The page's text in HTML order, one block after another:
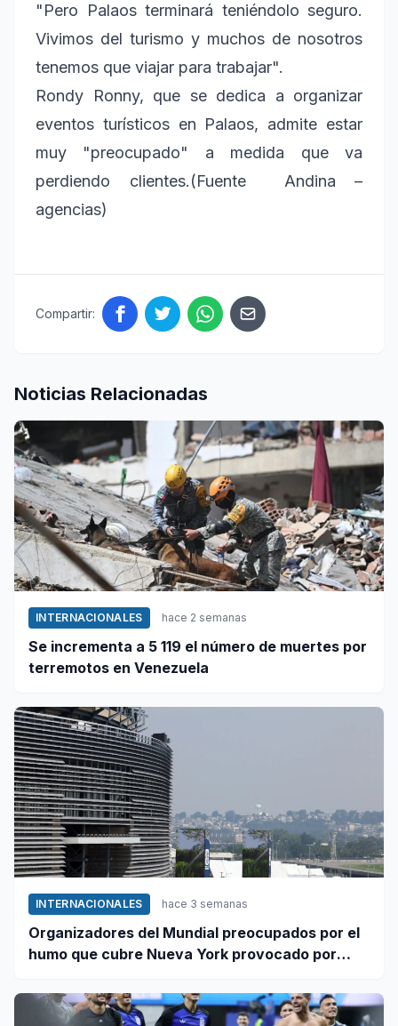
"Pero Palaos terminará teniéndolo seguro.
Vivimos del turismo y muchos de nosotros
tenemos que viajar para trabajar".
Rondy Ronny, que se dedica a organizar
eventos turísticos en Palaos, admite estar
muy "preocupado" a medida que va
perdiendo clientes.(Fuente Andina –
agencias)
Compartir:
Noticias Relacionadas
INTERNACIONALES hace 2 semanas
Se incrementa a 5 119 el número de muertes por
terremotos en Venezuela
INTERNACIONALES hace 3 semanas
Organizadores del Mundial preocupados por el
humo que cubre Nueva York provocado por